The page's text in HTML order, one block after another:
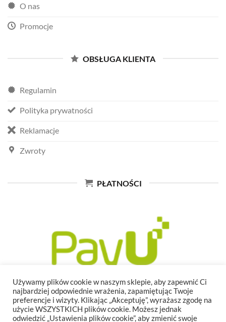
O nas
Promocje
OBSŁUGA KLIENTA
Regulamin
Polityka prywatności
Reklamacje
Zwroty
PŁATNOŚCI
Używamy plików cookie w naszym sklepie, aby zapewnić Ci
najbardziej odpowiednie wrażenia, zapamiętując Twoje
preferencje i wizyty. Klikając „Akceptuję”, wyrażasz zgodę na
użycie WSZYSTKICH plików cookie. Możesz jednak
odwiedzić „Ustawienia plików cookie”, aby zmienić swoje